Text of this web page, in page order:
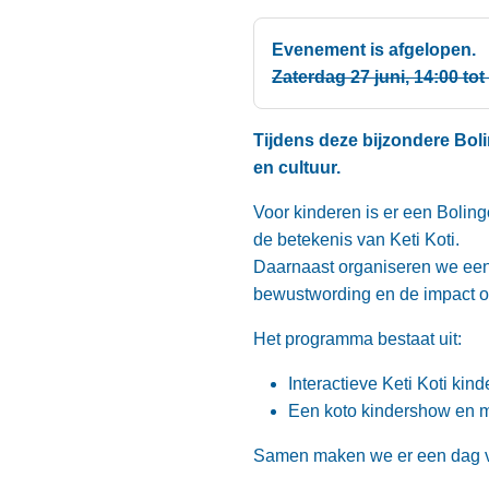
Evenement is afgelopen.
Zaterdag 27 juni, 14:00
Tijdens deze bijzondere
en cultuur.
Voor kinderen is er een
de betekenis van Keti Koti.
Daarnaast organiseren we
bewustwording en de impact
Het programma bestaat uit:
Interactieve Keti Koti
Een koto kindershow en
Samen maken we er een